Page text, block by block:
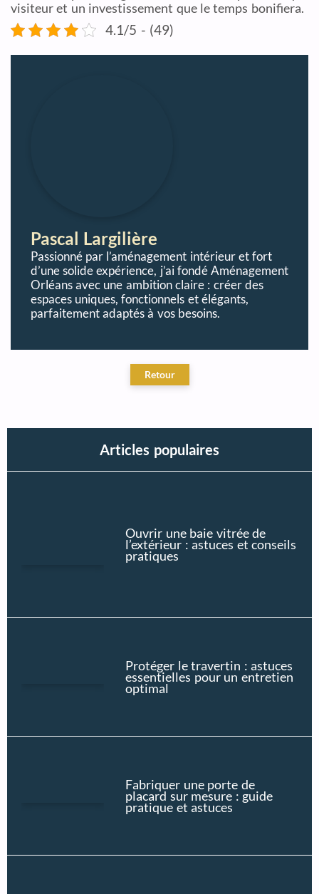
visiteur et un investissement que le temps bonifiera.
4.1/5 - (49)
Pascal Largilière
Passionné par l’aménagement intérieur et fort
d’une solide expérience, j’ai fondé Aménagement
Orléans avec une ambition claire : créer des
espaces uniques, fonctionnels et élégants,
parfaitement adaptés à vos besoins.
Articles populaires
Ouvrir une baie vitrée de
l’extérieur : astuces et conseils
pratiques
Protéger le travertin : astuces
essentielles pour un entretien
optimal
Fabriquer une porte de
placard sur mesure : guide
pratique et astuces